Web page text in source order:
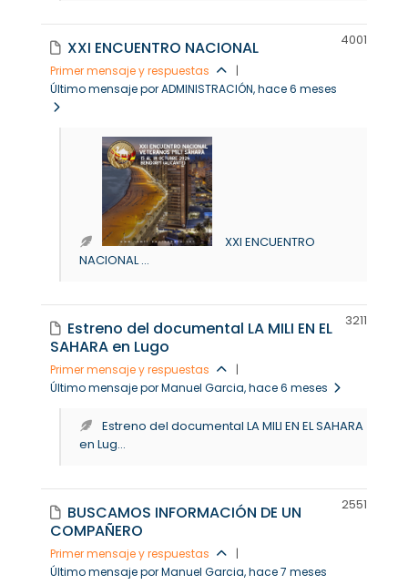
XXI ENCUENTRO NACIONAL
Primer mensaje y respuestas
|
Último mensaje por ADMINISTRACIÓN, hace 6 meses
4001
XXI ENCUENTRO
NACIONAL ...
Estreno del documental LA MILI EN EL
SAHARA en Lugo
Primer mensaje y respuestas
|
Último mensaje por Manuel Garcia, hace 6 meses
3211
Estreno del documental LA MILI EN EL SAHARA
en Lug...
BUSCAMOS INFORMACIÓN DE UN
COMPAÑERO
Primer mensaje y respuestas
|
Último mensaje por Manuel Garcia, hace 7 meses
2551